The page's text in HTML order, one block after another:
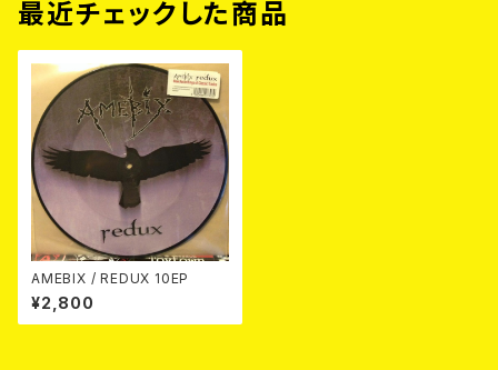
最近チェックした商品
AMEBIX / REDUX 10EP
¥2,800